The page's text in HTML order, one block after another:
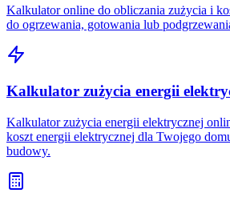
Kalkulator online do obliczania zużycia i
do ogrzewania, gotowania lub
Kalkulator zużycia energii
Kalkulator zużycia energii elektrycznej
koszt energii elektrycznej dla Twojego
budowy.